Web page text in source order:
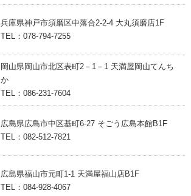
兵庫県神戸市須磨区中落合2-2-4 大丸須磨店1F
TEL：078-794-7255
岡山県岡山市北区表町2－1－1 天満屋岡山てんち
か
TEL：086-231-7604
広島県広島市中区基町6-27 そごう広島本館B1F
TEL：082-512-7821
広島県福山市元町1-1 天満屋福山店B1F
TEL：084-928-4067